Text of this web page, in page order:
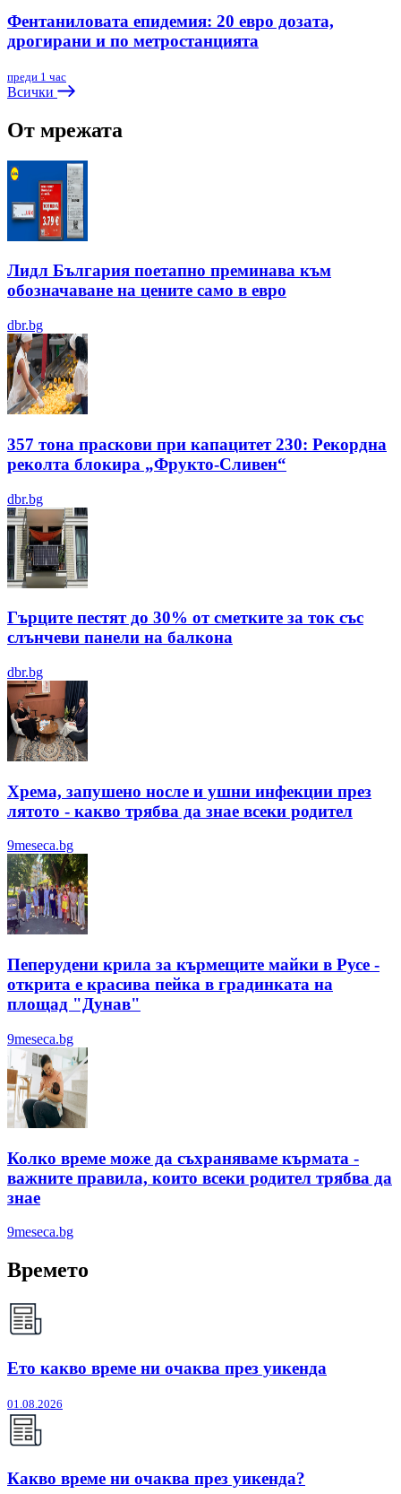
Фентаниловата епидемия: 20 евро дозата,
дрогирани и по метростанцията
преди 1 час
Всички
От мрежата
Лидл България поетапно преминава към
обозначаване на цените само в евро
dbr.bg
357 тона праскови при капацитет 230: Рекордна
реколта блокира „Фрукто-Сливен“
dbr.bg
Гърците пестят до 30% от сметките за ток със
слънчеви панели на балкона
dbr.bg
Хрема, запушено носле и ушни инфекции през
лятотo - какво трябва да знае всеки родител
9meseca.bg
Пеперудени крила за кърмещите майки в Русе -
открита е красива пейка в градинката на
площад "Дунав"
9meseca.bg
Колко време може да съхраняваме кърмата -
важните правила, които всеки родител трябва да
знае
9meseca.bg
Времето
Ето какво време ни очаква през уикенда
01.08.2026
Какво време ни очаква през уикенда?